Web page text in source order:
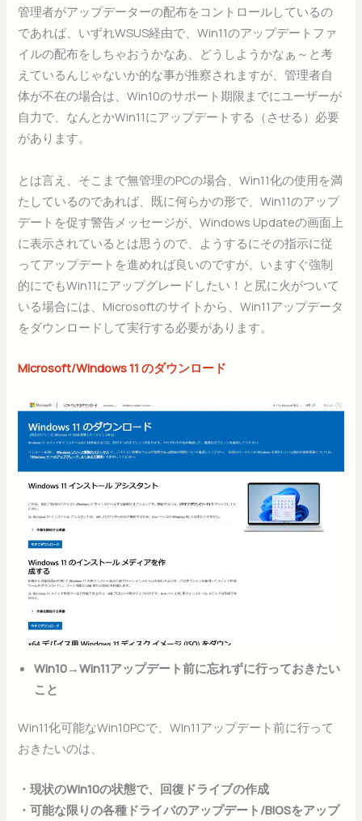
管理者がアップデーターの配布をコントロールしているの
であれば、いずれWSUS経由で、Win11のアップデートファ
イルの配布をしちゃおうかなあ、どうしようかなぁ～と考
えているんじゃないか的な事が推察されますが、管理者自
体が不在の場合は、Win10のサポート期限までにユーザーが
自力で、なんとかWin11にアップデートする（させる）必要
があります。
とは言え、そこまで無管理のPCの場合、Win11化の使用を満
たしているのであれば、既に何らかの形で、Win11のアップ
デートを促す警告メッセージが、Windows Updateの画面上
に表示されているとは思うので、ようするにその指示に従
ってアップデートを進めれば良いのですが、いますぐ強制
的にでもWin11にアップグレードしたい！と尻に火がついて
いる場合には、Microsoftのサイトから、Win11アップデータ
をダウンロードして実行する必要があります。
Microsoft/Windows 11 のダウンロード
Win10→Win11アップデート前に忘れずに行っておきたい
こと
Win11化可能なWin10PCで、WIn11アップデート前に行って
おきたいのは、
・現状のWin10の状態で、回復ドライブの作成
・可能な限りの各種ドライバのアップデート/BIOSをアップ